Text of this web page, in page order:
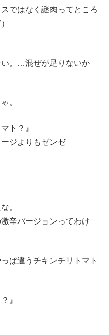
ではなく謎肉ってところ
。…混ぜが足りないか
。
？』
ジよりもゼンゼ
。
辛バージョンってわけ
ぱ違うチキンチリトマト
』